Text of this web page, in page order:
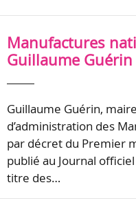
Manufactures
Guillaume
Guillaume Guérin,
d’administration des
par décret du Premier
publié au Journal
titre des…